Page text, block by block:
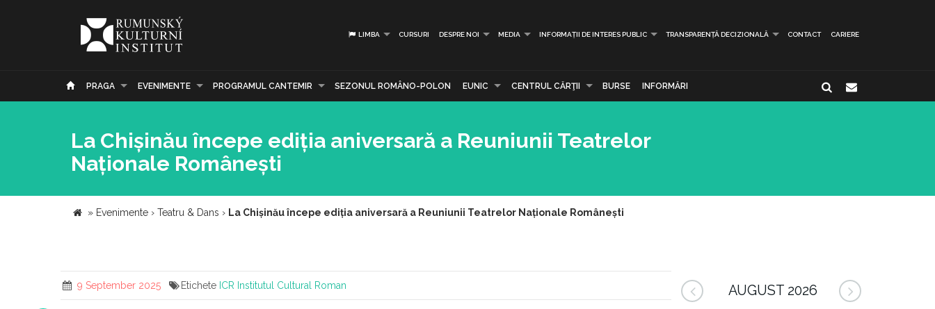
LIMBA CURSURI DESPRE NOI MEDIA INFORMAȚII DE INTERES PUBLIC TRANSPARENȚĂ DECIZIONALĂ CONTACT CARIERE
PRAGA EVENIMENTE PROGRAMUL CANTEMIR SEZONUL ROMÂNO-POLON EUNIC CENTRUL CĂRŢII BURSE INFORMĂRI
La Chișinău începe ediția aniversară a Reuniunii Teatrelor
Naționale Românești
» Evenimente › Teatru & Dans › La Chișinău începe ediția aniversară a Reuniunii Teatrelor Naționale Românești
9 September 2025 Etichete ICR Institutul Cultural Roman AUGUST 2026